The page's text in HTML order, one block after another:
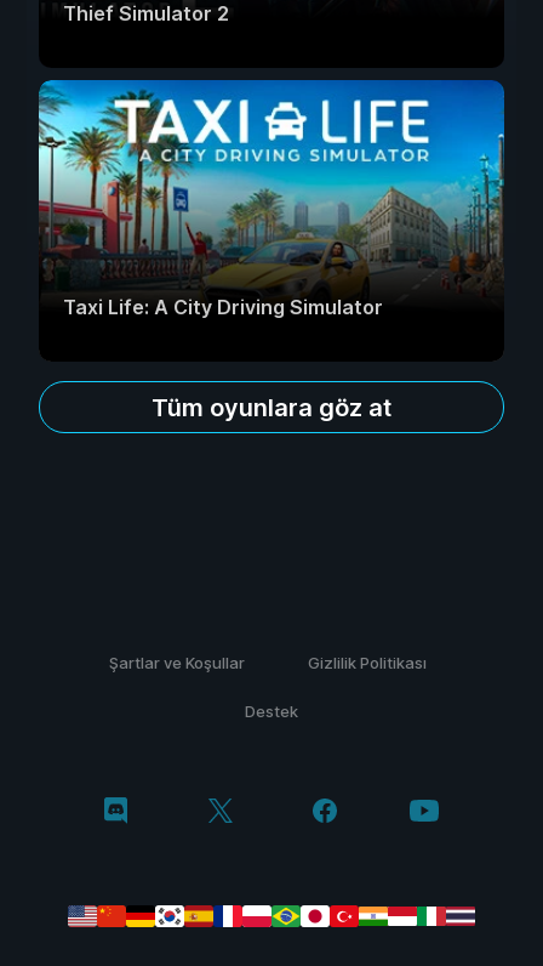
Thief Simulator 2
Taxi Life: A City Driving Simulator
Tüm oyunlara göz at
Şartlar ve Koşullar Gizlilik Politikası
Destek